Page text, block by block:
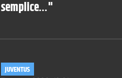
semplice…"
JUVENTUS